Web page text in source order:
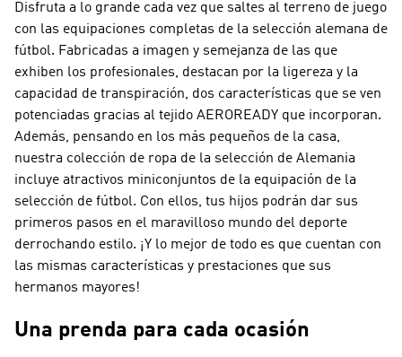
Disfruta a lo grande cada vez que saltes al terreno de juego
con las equipaciones completas de la selección alemana de
fútbol. Fabricadas a imagen y semejanza de las que
exhiben los profesionales, destacan por la ligereza y la
capacidad de transpiración, dos características que se ven
potenciadas gracias al tejido AEROREADY que incorporan.
Además, pensando en los más pequeños de la casa,
nuestra colección de ropa de la selección de Alemania
incluye atractivos miniconjuntos de la equipación de la
selección de fútbol. Con ellos, tus hijos podrán dar sus
primeros pasos en el maravilloso mundo del deporte
derrochando estilo. ¡Y lo mejor de todo es que cuentan con
las mismas características y prestaciones que sus
hermanos mayores!
Una prenda para cada ocasión